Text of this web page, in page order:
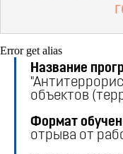
Error get alias
Название
объектов
Формат
отрыва от